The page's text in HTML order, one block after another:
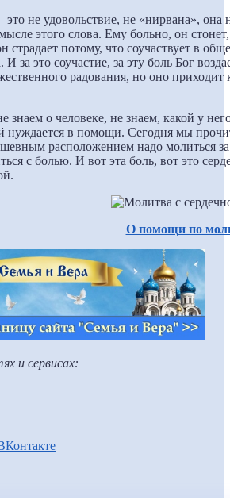
не удовольствие, не «нирвана», она
этого слова. Ему больно, он
страдает потому, что соучаствует в
И за это соучастие, за эту боль Бог
радования, но оно приходит
знаем о человеке, не знаем, какой у
нуждается в помощи. Сегодня мы
расположением надо молиться
с болью. И вот эта боль, вот это
О помощи по
и сервисах: